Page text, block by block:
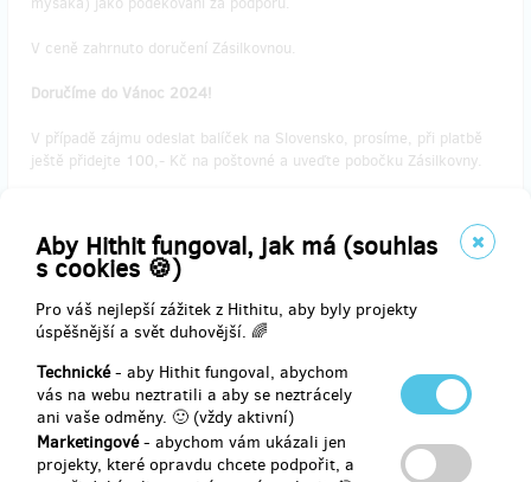
Aby Hithit fungoval, jak má (souhlas
s cookies 🍪)
Pro váš nejlepší zážitek z Hithitu, aby byly projekty
úspěšnější a svět duhovější. 🌈
Technické- aby Hithit fungoval, abychom
vás na webu neztratili a aby se neztrácely
ani vaše odměny. 🙂 (vždy aktivní)
Marketingové- abychom vám ukázali jen
projekty, které opravdu chcete podpořit, a
V ceně zahrnuto doručení Zásilkovnou.
Doručíme do Vánoc 2024!
V případě zájmu odeslat balíček na Slovensko, prosíme, při platbě
ještě přidejte 100,- Kč na poštovné a uveďte pobočku Zásilkovny.
Doručení odměny: Zásilkovna, do měsíce po ukončení projektu na
1 199 Kč
zbývá 3
Kniha EARHART + háčkovaný myšák + časopis
Myšák + myšákův balíček (bonus)